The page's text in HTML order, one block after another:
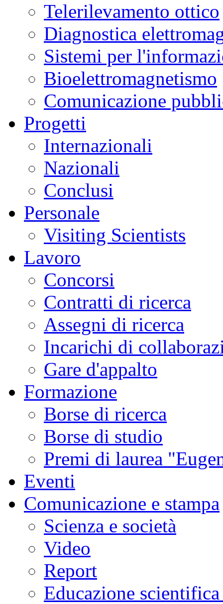
Telerilevamento ottico
Diagnostica
Sistemi per
Bioelettromagnetismo
Comunicazione
Progetti
Internazionali
Nazionali
Conclusi
Personale
Visiting Scientists
Lavoro
Concorsi
Contratti di ricerca
Assegni di ricerca
Incarichi di
Gare d'appalto
Formazione
Borse di ricerca
Borse di studio
Premi di laurea
Eventi
Comunicazione e stampa
Scienza e società
Video
Report
Educazione